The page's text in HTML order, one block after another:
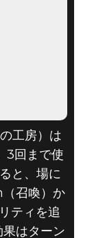
工房）は
3回まで使
と、場に
召喚）か
ティを追
はターン